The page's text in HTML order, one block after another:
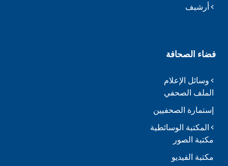
أرشيف
فضاء الصحافة
وسائل الإعلام
الملف الصحفي
إستمارة الصحفيين
المكتبة الوسائطية
مكتبة الصور
مكتبة الفيديو